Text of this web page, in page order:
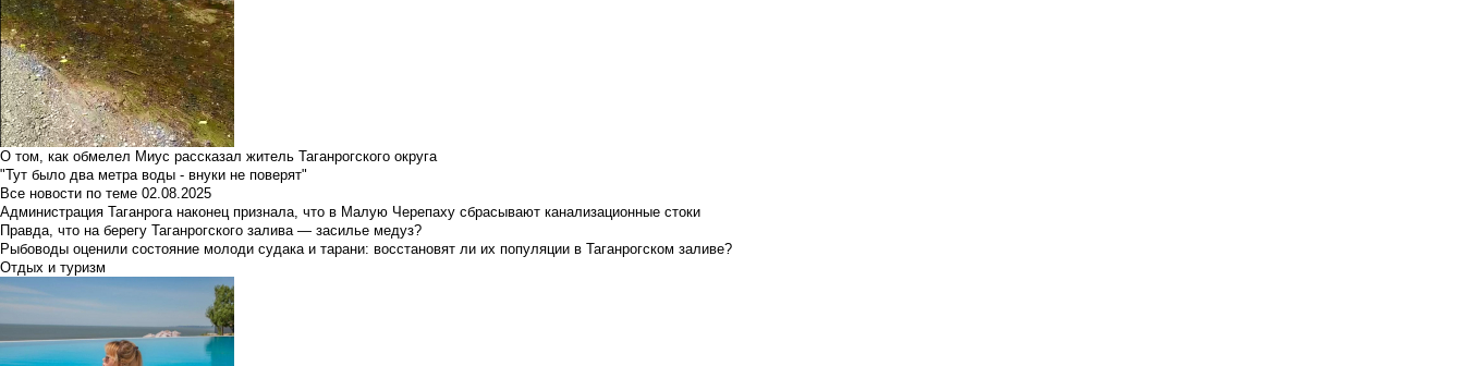
О том, как обмелел Миус рассказал житель Таганрогского округа
"Тут было два метра воды - внуки не поверят"
Все новости по теме 02.08.2025
Администрация Таганрога наконец признала, что в Малую Черепаху сбрасывают канализационные стоки
Правда, что на берегу Таганрогского залива — засилье медуз?
Рыбоводы оценили состояние молоди судака и тарани: восстановят ли их популяции в Таганрогском заливе?
Отдых и туризм